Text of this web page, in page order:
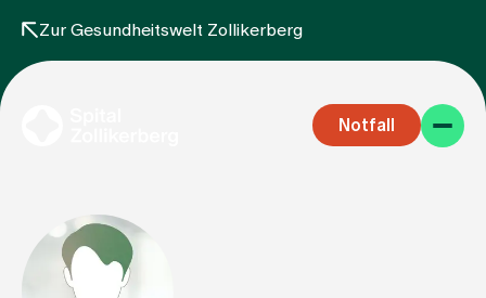
Zur Gesundheitswelt Zollikerberg
Notfall